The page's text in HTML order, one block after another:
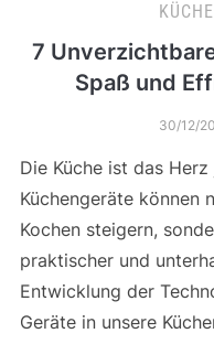
7
Spaß und
30/12/
Die Küche ist das
Küchengeräte können
Kochen steigern,
praktischer und
Entwicklung der
Geräte in unsere